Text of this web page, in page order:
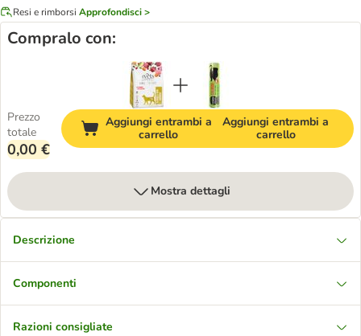
Resi e rimborsi Approfondisci >
Compralo con:
Prezzo
totale
0,00 €
Aggiungi entrambi a
carrello
Aggiungi entrambi a
carrello
Mostra dettagli
Descrizione
Componenti
Razioni consigliate